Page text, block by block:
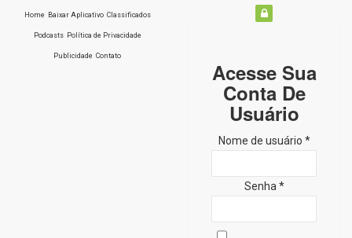
Home Baixar Aplicativo Classificados
Podcasts Política de Privacidade
Publicidade Contato
Acesse Sua
Conta De
Usuário
Nome de usuário *
Senha *